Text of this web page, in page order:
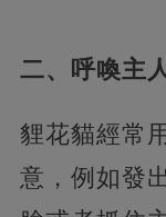
二、呼喚主
貍花貓經常
意，例如發